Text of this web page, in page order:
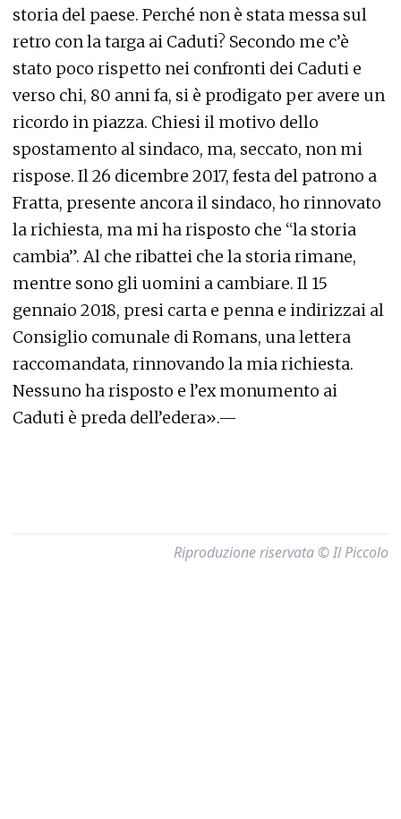
storia del paese. Perché non è stata messa sul
retro con la targa ai Caduti? Secondo me c’è
stato poco rispetto nei confronti dei Caduti e
verso chi, 80 anni fa, si è prodigato per avere un
ricordo in piazza. Chiesi il motivo dello
spostamento al sindaco, ma, seccato, non mi
rispose. Il 26 dicembre 2017, festa del patrono a
Fratta, presente ancora il sindaco, ho rinnovato
la richiesta, ma mi ha risposto che “la storia
cambia”. Al che ribattei che la storia rimane,
mentre sono gli uomini a cambiare. Il 15
gennaio 2018, presi carta e penna e indirizzai al
Consiglio comunale di Romans, una lettera
raccomandata, rinnovando la mia richiesta.
Nessuno ha risposto e l’ex monumento ai
Caduti è preda dell’edera».—
Riproduzione riservata © Il Piccolo